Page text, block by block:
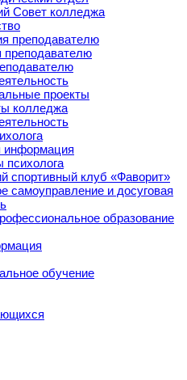
Совет колледжа
преподавателю
проекты
колледжа
психолога
спортивный клуб «Фаворит»
самоуправление и досуговая
образование
обучение